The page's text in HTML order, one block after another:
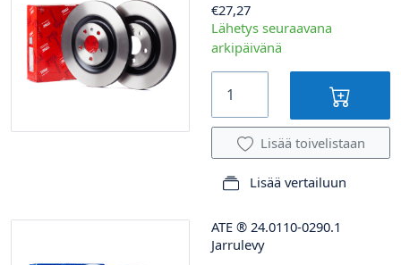
€27,27
Lähetys seuraavana
arkipäivänä
Lisää toivelistaan
Lisää vertailuun
ATE ® 24.0110-0290.1
Jarrulevy